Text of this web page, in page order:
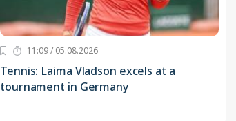
11:09 / 05.08.2026
Tennis: Laima Vladson excels at a
tournament in Germany